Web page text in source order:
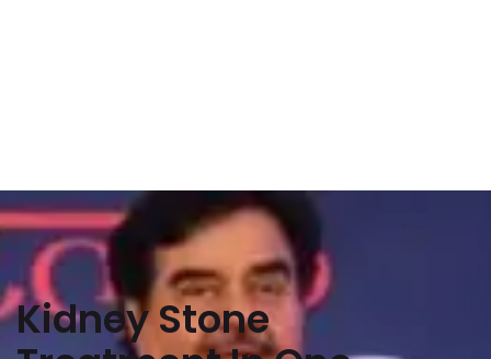
Kidney Stone